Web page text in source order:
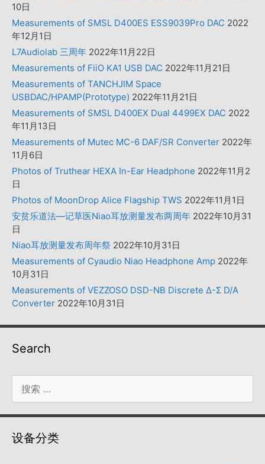
10日
Measurements of SMSL D400ES ESS9039Pro DAC 2022
年12月1日
L7Audiolab 三周年 2022年11月22日
Measurements of FiiO KA1 USB DAC 2022年11月21日
Measurements of TANCHJIM Space
USBDAC/HPAMP(Prototype) 2022年11月21日
Measurements of SMSL D400EX Dual 4499EX DAC 2022
年11月13日
Measurements of Mutec MC-6 DAF/SR Converter 2022年
11月6日
Photos of Truthear HEXA In-Ear Headphone 2022年11月2
日
Photos of MoonDrop Alice Flagship TWS 2022年11月1日
安贫乐道法—记草医Niao耳放测量发布两周年 2022年10月31
日
Niao耳放测量发布周年祭 2022年10月31日
Measurements of Cyaudio Niao Headphone Amp 2022年
10月31日
Measurements of VEZZOSO DSD-NB Discrete Δ-Σ D/A
Converter 2022年10月31日
Search
索：
设备分类